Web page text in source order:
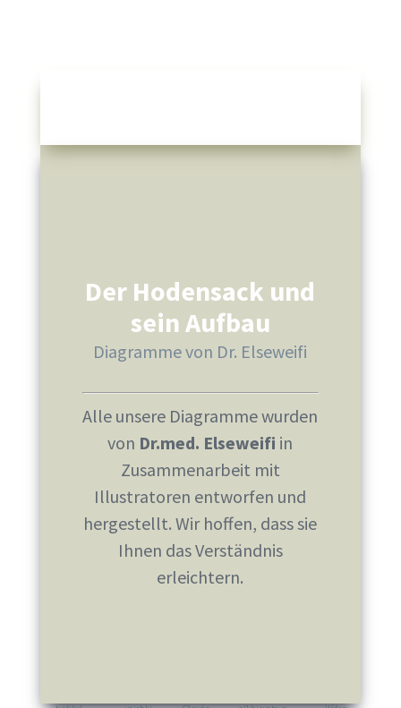
Der Hodensack und
sein Aufbau
Diagramme von Dr. Elseweifi
Alle unsere Diagramme wurden
von Dr.med. Elseweifi in
Zusammenarbeit mit
Illustratoren entworfen und
hergestellt. Wir hoffen, dass sie
Ihnen das Verständnis
erleichtern.